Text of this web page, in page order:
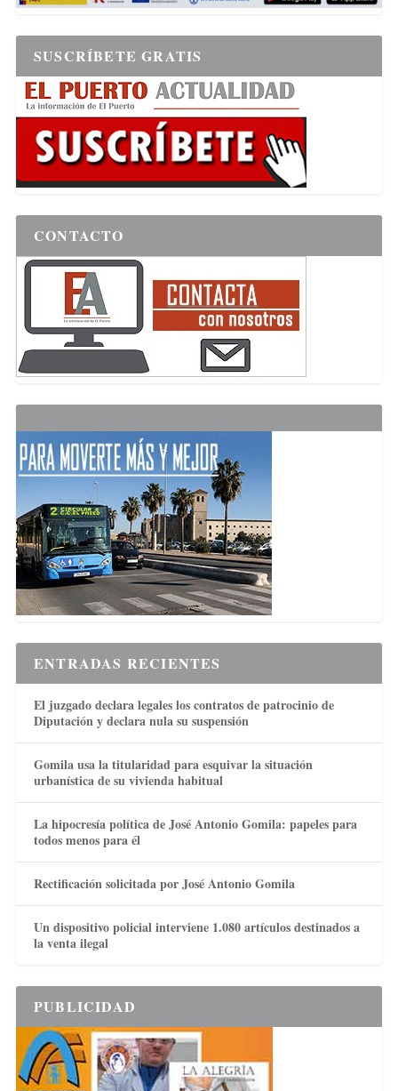
SUSCRÍBETE GRATIS
CONTACTO
ENTRADAS RECIENTES
El juzgado declara legales los contratos de patrocinio de
Diputación y declara nula su suspensión
Gomila usa la titularidad para esquivar la situación
urbanística de su vivienda habitual
La hipocresía política de José Antonio Gomila: papeles para
todos menos para él
Rectificación solicitada por José Antonio Gomila
Un dispositivo policial interviene 1.080 artículos destinados a
la venta ilegal
PUBLICIDAD